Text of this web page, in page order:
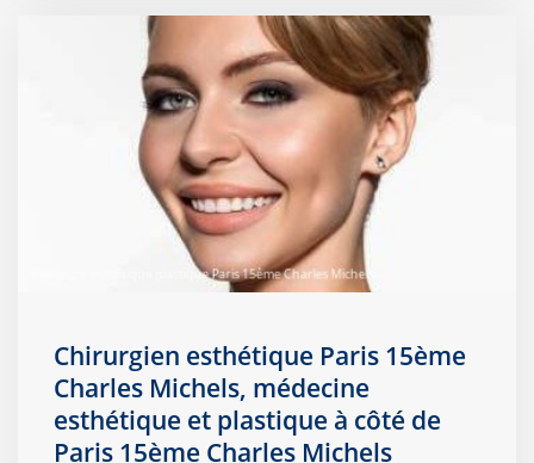
Chirurgien esthétique Paris 15ème
Charles Michels, médecine
esthétique et plastique à côté de
Paris 15ème Charles Michels